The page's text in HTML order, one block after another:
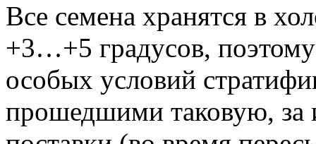
Все семена хранятся в
+3…+5 градусов,
особых условий
прошедшими таковую, за